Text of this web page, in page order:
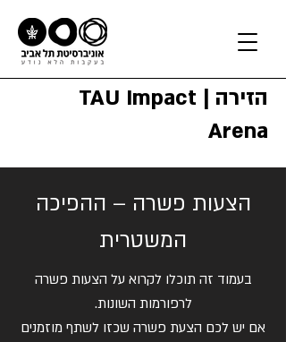
הזירה | TAU Impact
Arena
הצעות פשרה – ההפיכה
המשטרית
בעמוד זה תוכלו לקרוא על הצעות פשרה
לרפורמות השונות.
אם יש לכם הצעת פשרה שכזו לשתף מוזמנים